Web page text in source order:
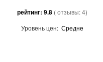
рейтинг: 9.8 ( отзывы:4)
Уровень цен: Средне